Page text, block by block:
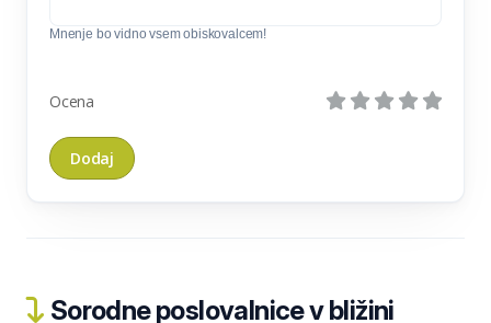
Mnenje bo vidno vsem obiskovalcem!
Ocena
Sorodne poslovalnice v bližini